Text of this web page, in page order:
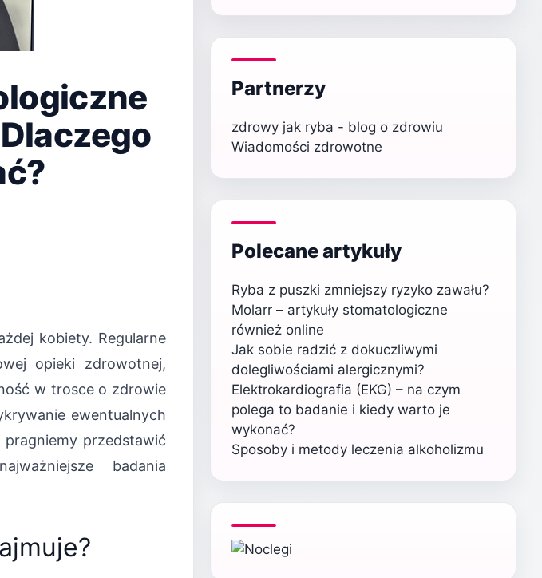
kobiety. Regularne
opieki zdrowotnej,
w trosce o zdrowie
ewentualnych
przedstawić
badania
Partnerzy
zdrowy jak ryba - blog o zdrowiu
Wiadomości zdrowotne
Polecane artykuły
Ryba z puszki zmniejszy ryzyko zawału?
Molarr – artykuły stomatologiczne
również online
Jak sobie radzić z dokuczliwymi
dolegliwościami alergicznymi?
Elektrokardiografia (EKG) – na czym
polega to badanie i kiedy warto je
wykonać?
Sposoby i metody leczenia alkoholizmu